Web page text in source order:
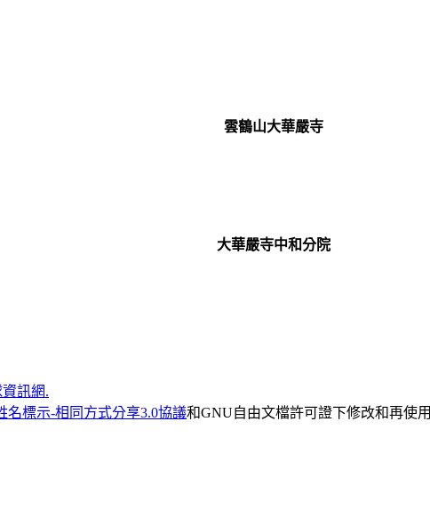
雲鶴山大華嚴寺
大華嚴寺中和分院
訊網.
名標示-相同方式分享3.0協議和GNU自由文檔許可證下修改和再使用